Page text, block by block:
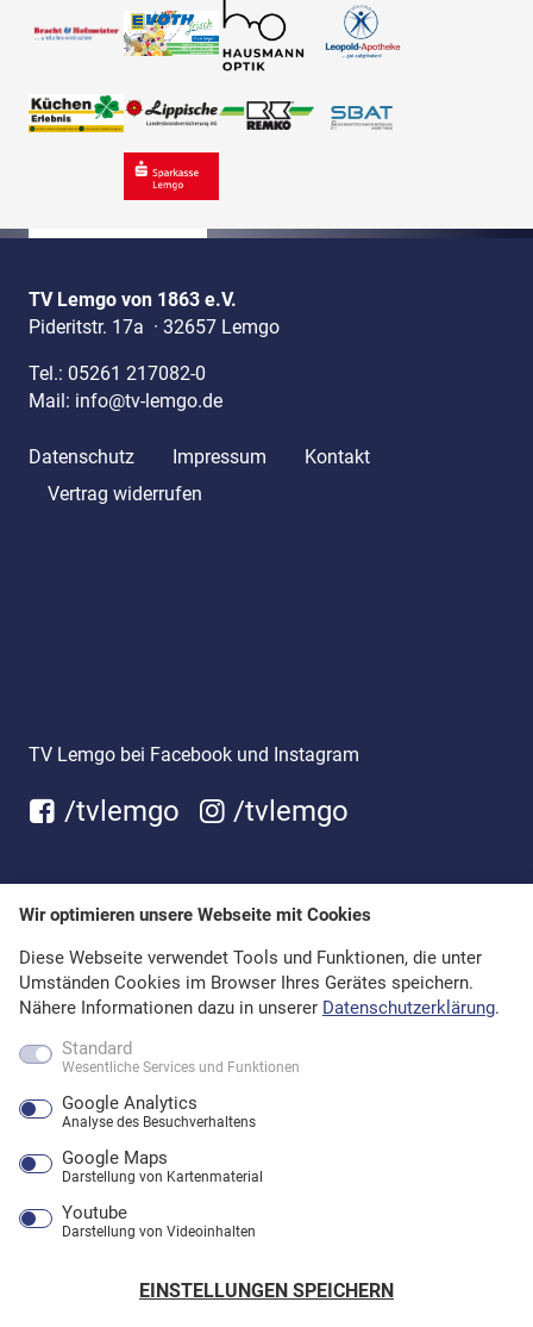
TV Lemgo von 1863 e.V.
Pideritstr. 17a · 32657 Lemgo
Tel.: 05261 217082-0
Mail: info@tv-lemgo.de
Datenschutz Impressum
Kontakt
Vertrag widerrufen
TV Lemgo bei Facebook und Instagram
/tvlemgo /tvlemgo
Wir optimieren unsere Webseite mit Cookies
Diese Webseite verwendet Tools und Funktionen, die unter
Umständen Cookies im Browser Ihres Gerätes speichern.
Nähere Informationen dazu in unserer Datenschutzerklärung.
Standard
Wesentliche Services und Funktionen
Google Analytics
Analyse des Besuchverhaltens
Google Maps
Darstellung von Kartenmaterial
Youtube
Darstellung von Videoinhalten
EINSTELLUNGEN SPEICHERN